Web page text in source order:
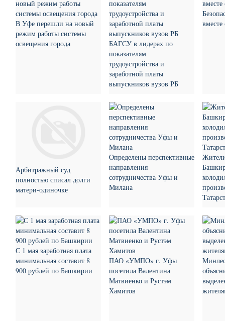
В Уфе перешли на новый
режим работы системы
освещения города
БАГСУ в лидерах по
показателям
трудоустройства и
заработной платы
выпускников вузов РБ
Арбитражный суд
полностью списал долги
матери-одиночке
Определены перспективные
направления
сотрудничества Уфы и
Милана
С 1 мая заработная плата
минимальная составит 8
900 рублей по Башкирии
ПАО «УМПО» г. Уфы
посетила Валентина
Матвиенко и Рустэм
Хамитов